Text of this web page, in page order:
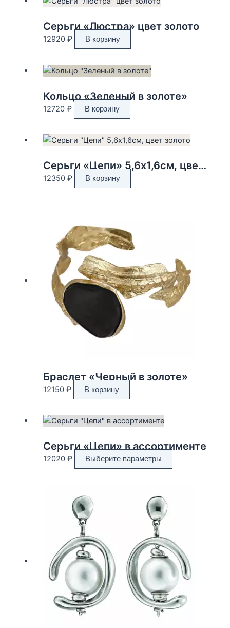
Серьги «Люстра» цвет золото
12920 ₽ В корзину
Кольцо «Зеленый в золоте»
12720 ₽ В корзину
Серьги «Цепи» 5,6х1,6см, цвет золото
12350 ₽ В корзину
Браслет «Черный в золоте»
12150 ₽ В корзину
Серьги «Цепи» в ассортименте
12020 ₽ Выберите параметры
товар
выбрать
на
странице
товара.